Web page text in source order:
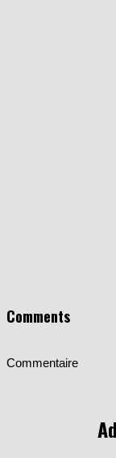
Comments
Commentaire